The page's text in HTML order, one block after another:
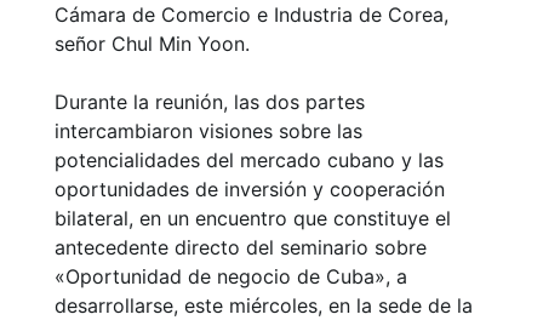
Cámara de Comercio e Industria de Corea,
señor Chul Min Yoon.
Durante la reunión, las dos partes
intercambiaron visiones sobre las
potencialidades del mercado cubano y las
oportunidades de inversión y cooperación
bilateral, en un encuentro que constituye el
antecedente directo del seminario sobre
«Oportunidad de negocio de Cuba», a
desarrollarse, este miércoles, en la sede de la